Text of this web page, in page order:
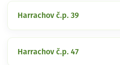
Harrachov č.p. 39
Harrachov č.p. 47